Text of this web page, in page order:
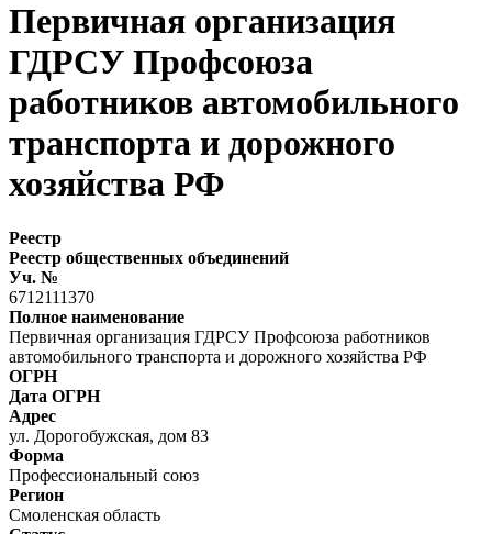
Первичная организация
ГДРСУ Профсоюза
работников автомобильного
транспорта и дорожного
хозяйства РФ
Реестр
Реестр общественных объединений
Уч. №
6712111370
Полное наименование
Первичная организация ГДРСУ Профсоюза работников
автомобильного транспорта и дорожного хозяйства РФ
ОГРН
Дата ОГРН
Адрес
ул. Дорогобужская, дом 83
Форма
Профессиональный союз
Регион
Смоленская область